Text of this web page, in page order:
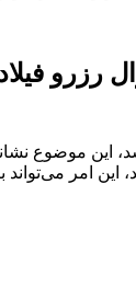
این موضوع
این امر